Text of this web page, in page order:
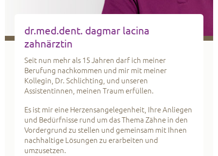
dr.med.dent. dagmar lacina
zahnärztin
Seit nun mehr als 15 Jahren darf ich meiner
Berufung nachkommen und mir mit meiner
Kollegin, Dr. Schlichting, und unseren
Assistentinnen, meinen Traum erfüllen.
Es ist mir eine Herzensangelegenheit, Ihre Anliegen
und Bedürfnisse rund um das Thema Zähne in den
Vordergrund zu stellen und gemeinsam mit Ihnen
nachhaltige Lösungen zu erarbeiten und
umzusetzen.